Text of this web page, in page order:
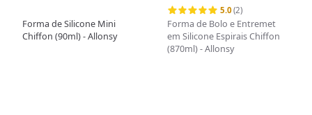
Forma de Silicone Mini
Chiffon (90ml) - Allonsy
5.0(2)
Forma de Bolo e Entremet
em Silicone Espirais Chiffon
(870ml) - Allonsy